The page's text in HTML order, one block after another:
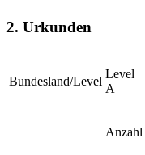
2. Urkunden
Bundesland/Level
Level
A
Anzahl